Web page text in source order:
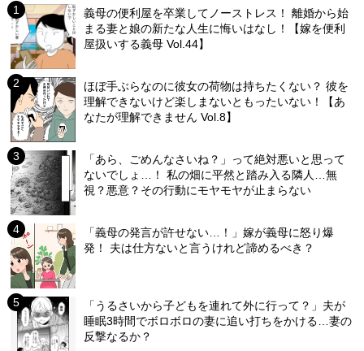
義母の便利屋を卒業してノーストレス！ 離婚から始
まる妻と娘の新たな人生に悔いはなし！【嫁を便利
屋扱いする義母 Vol.44】
ほぼ手ぶらなのに彼女の荷物は持ちたくない？ 彼を
理解できないけど楽しまないともったいない！【あ
なたが理解できません Vol.8】
「あら、ごめんなさいね？」って絶対悪いと思って
ないでしょ…！ 私の畑に平然と踏み入る隣人…無
視？悪意？その行動にモヤモヤが止まらない
「義母の発言が許せない…！」嫁が義母に怒り爆
発！ 夫は仕方ないと言うけれど諦めるべき？
「うるさいから子どもを連れて外に行って？」夫が
睡眠3時間でボロボロの妻に追い打ちをかける…妻の
反撃なるか？